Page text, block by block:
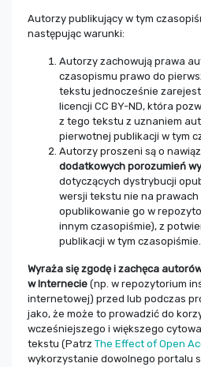
Autorzy publikujący w tym
następując warunki:
Autorzy zachowują prawa
czasopismu prawo do
tekstu jednocześnie
licencji CC BY-ND, która
z tego tekstu z uznaniem
pierwotnej publikacji w tym
Autorzy proszeni są o
dodatkowych porozumień
dotyczących dystrybucji
wersji tekstu nie na prawach
opublikowanie go w
innym czasopiśmie), z
publikacji w tym czasopiśmie.
Wyraża się zgodę i zachęca
w Internecie (np. w repozytorium
internetowej) przed lub podczas
jako, że może to prowadzić do
wcześniejszego i większego
tekstu (Patrz The Effect of Open
wykorzystanie dowolnego portalu